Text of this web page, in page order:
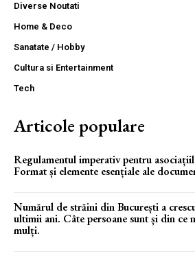
Diverse Noutati
Home & Deco
Sanatate / Hobby
Cultura si Entertainment
Tech
Articole populare
Regulamentul imperativ pentru
Format și elemente esențiale ale
Numărul de străini din București a
ultimii ani. Câte persoane sunt și din ce
mulți.